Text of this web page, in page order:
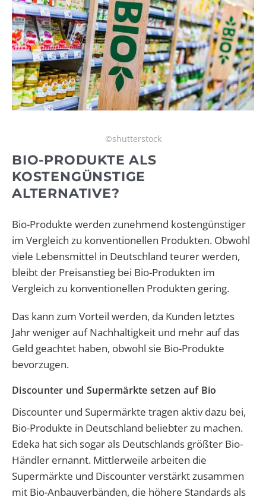
©shutterstock
BIO-PRODUKTE ALS
KOSTENGÜNSTIGE
ALTERNATIVE?
Bio-Produkte werden zunehmend kostengünstiger
im Vergleich zu konventionellen Produkten. Obwohl
viele Lebensmittel in Deutschland teurer werden,
bleibt der Preisanstieg bei Bio-Produkten im
Vergleich zu konventionellen Produkten gering.
Das kann zum Vorteil werden, da Kunden letztes
Jahr weniger auf Nachhaltigkeit und mehr auf das
Geld geachtet haben, obwohl sie Bio-Produkte
bevorzugen.
Discounter und Supermärkte setzen auf Bio
Discounter und Supermärkte tragen aktiv dazu bei,
Bio-Produkte in Deutschland beliebter zu machen.
Edeka hat sich sogar als Deutschlands größter Bio-
Händler ernannt. Mittlerweile arbeiten die
Supermärkte und Discounter verstärkt zusammen
mit Bio-Anbauverbänden, die höhere Standards als